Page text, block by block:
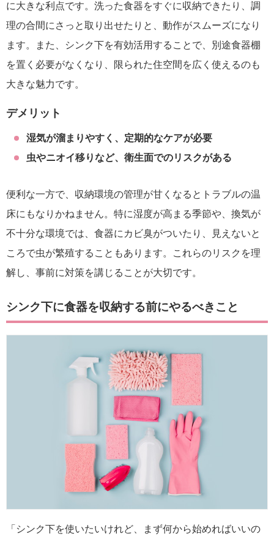
に大きな利点です。洗った食器をすぐに収納できたり、調
理の合間にさっと取り出せたりと、動作がスムーズになり
ます。また、シンク下を有効活用することで、別途食器棚
を置く必要がなくなり、限られた住空間を広く使えるのも
大きな魅力です。
デメリット
湿気が溜まりやすく、定期的なケアが必要
虫やニオイ移りなど、衛生面でのリスクがある
便利な一方で、収納環境の管理が甘くなるとトラブルの温
床にもなりかねません。特に湿度が高まる季節や、換気が
不十分な環境では、食器にカビ臭がついたり、見えないと
ころで虫が繁殖することもあります。これらのリスクを理
解し、事前に対策を講じることが大切です。
シンク下に食器を収納する前にやるべきこと
「シンク下を使いたいけれど、まず何から始めればいいの